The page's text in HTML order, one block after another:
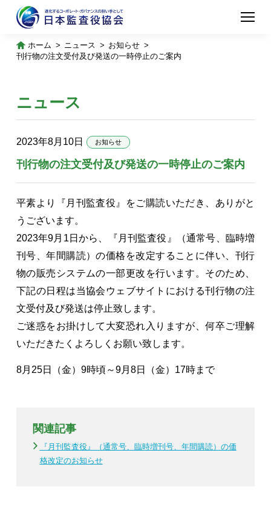
ホーム ニュース
お知らせ
刊行物の注文受付及び発送の一時停止のご案内
ニュース
2023年8月10日 お知らせ
刊行物の注文受付及び発送の一時停止のご案内
平素より『月刊監査役』をご購読いただき、ありがと
うございます。
2023年9月1日から、『月刊監査役』（通常号、臨時増
刊号、年間購読）の価格を改定することに伴い、刊行
物の販売システムの一部更改を行います。そのため、
下記の日程は当協会ウェブサイトにおける刊行物の注
文受付及び発送は停止致します。
ご迷惑をお掛けして大変恐れ入りますが、何卒ご理解
いただきたくよろしくお願い致します。
8月25日（金）9時頃～9月8日（金）17時まで
関連記事
『月刊監査役』（通常号、臨時増刊号、年間購読）の価
格改定のお知らせ